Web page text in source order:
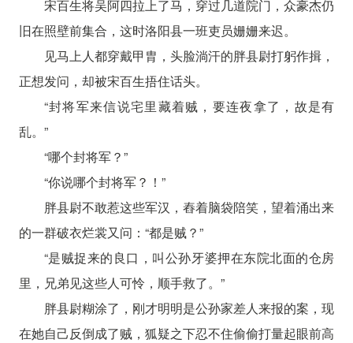
宋百生将吴阿四拉上了马，穿过几道院门，众豪杰仍
旧在照壁前集合，这时洛阳县一班吏员姗姗来迟。
见马上人都穿戴甲胄，头脸淌汗的胖县尉打躬作揖，
正想发问，却被宋百生捂住话头。
“封将军来信说宅里藏着贼，要连夜拿了，故是有
乱。”
“哪个封将军？”
“你说哪个封将军？！”
胖县尉不敢惹这些军汉，舂着脑袋陪笑，望着涌出来
的一群破衣烂裳又问：“都是贼？”
“是贼捉来的良口，叫公孙牙婆押在东院北面的仓房
里，兄弟见这些人可怜，顺手救了。”
胖县尉糊涂了，刚才明明是公孙家差人来报的案，现
在她自己反倒成了贼，狐疑之下忍不住偷偷打量起眼前高